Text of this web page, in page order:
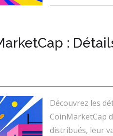
:
Découvrez les
CoinMarketCap
distribués, leur